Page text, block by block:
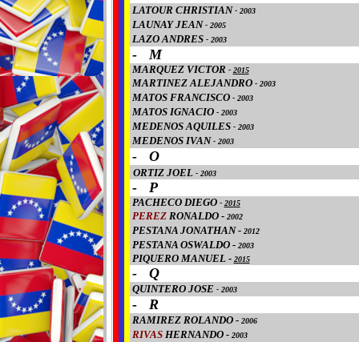
LATOUR CHRISTIAN- 2003
LAUNAY JEAN- 2005
LAZO ANDRES- 2003
- M
MARQUEZ VICTOR - 2015
MARTINEZ ALEJANDRO- 2003
MATOS FRANCISCO- 2003
MATOS IGNACIO- 2003
MEDENOS AQUILES- 2003
MEDENOS IVAN- 2003
- O
ORTIZ JOEL- 2003
- P
PACHECO DIEGO- 2015
PEREZRONALDO - 2002
PESTANA JONATHAN - 2012
PESTANA OSWALDO - 2003
PIQUERO MANUEL - 2015
- Q
QUINTERO JOSE - 2003
- R
RAMIREZ ROLANDO - 2006
RIVASHERNANDO - 2003